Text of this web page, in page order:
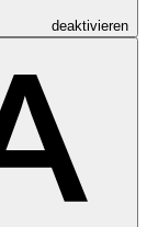
deaktivieren